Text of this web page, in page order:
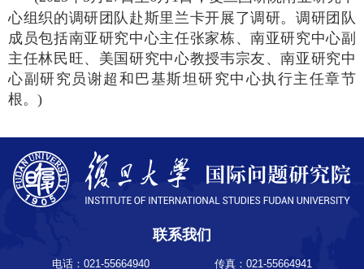
心组织的调研团队赴斯里兰卡开展了调研。调研团队
成员包括南亚研究中心主任张家栋、南亚研究中心副
主任林民旺、美国研究中心教授韦宗友、南亚研究中
心副研究员谢超和巴基斯坦研究中心执行主任章节
根。)
联系我们
电话：021-55664940 传真：021-55664941